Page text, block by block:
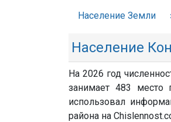
Население Земли
Население
На 2026 год
занимает 483 место
использовал
района на